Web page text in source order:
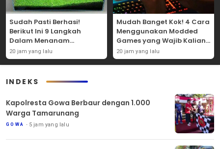
Sudah Pasti Berhasi!
Berikut Ini 9 Langkah
Dalam Menanam
Tanaman Carpet Seed Di
Aquascape!
20 jam yang lalu
Mudah Banget Kok! 4 Cara
Menggunakan Modded
Games yang Wajib Kalian
Coba Sendiri!
20 jam yang lalu
INDEKS
Kapolresta Gowa Berbaur dengan 1.000
Warga Tamarunang
GOWA 5 jam yang lalu